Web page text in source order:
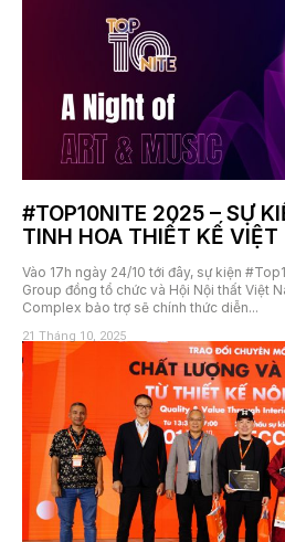
#TOP10NITE 2025 – SỰ
TINH HOA THIẾT KẾ VIỆT
Vào 17h ngày 24/10 tới đây, sự kiện
Group đồng tổ chức và Hội Nội thất Việt
Complex bảo trợ sẽ chính thức diễn...
21 Tháng 10, 2025